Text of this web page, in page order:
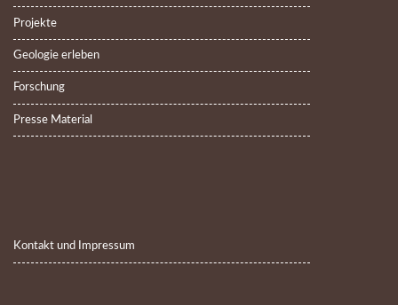
Projekte
Geologie erleben
Forschung
Presse Material
Kontakt und Impressum